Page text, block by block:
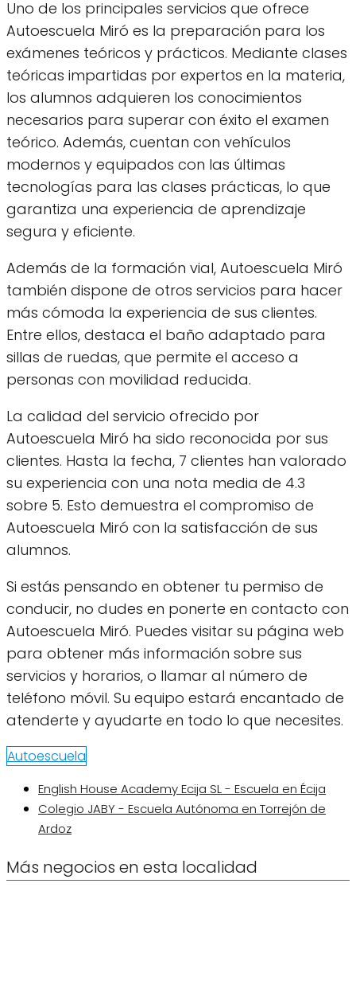
Uno de los principales servicios que ofrece
Autoescuela Miró es la preparación para los
exámenes teóricos y prácticos. Mediante clases
teóricas impartidas por expertos en la materia,
los alumnos adquieren los conocimientos
necesarios para superar con éxito el examen
teórico. Además, cuentan con vehículos
modernos y equipados con las últimas
tecnologías para las clases prácticas, lo que
garantiza una experiencia de aprendizaje
segura y eficiente.
Además de la formación vial, Autoescuela Miró
también dispone de otros servicios para hacer
más cómoda la experiencia de sus clientes.
Entre ellos, destaca el baño adaptado para
sillas de ruedas, que permite el acceso a
personas con movilidad reducida.
La calidad del servicio ofrecido por
Autoescuela Miró ha sido reconocida por sus
clientes. Hasta la fecha, 7 clientes han valorado
su experiencia con una nota media de 4.3
sobre 5. Esto demuestra el compromiso de
Autoescuela Miró con la satisfacción de sus
alumnos.
Si estás pensando en obtener tu permiso de
conducir, no dudes en ponerte en contacto con
Autoescuela Miró. Puedes visitar su página web
para obtener más información sobre sus
servicios y horarios, o llamar al número de
teléfono móvil. Su equipo estará encantado de
atenderte y ayudarte en todo lo que necesites.
Autoescuela
English House Academy Ecija SL - Escuela en Écija
Colegio JABY - Escuela Autónoma en Torrejón de
Ardoz
Más negocios en esta localidad